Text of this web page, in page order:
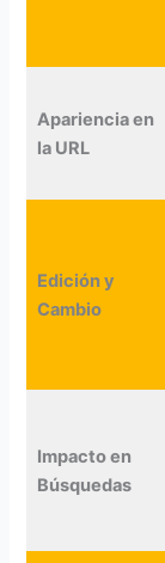
Apariencia en
la URL
Edición y
Cambio
Impacto en
Búsquedas